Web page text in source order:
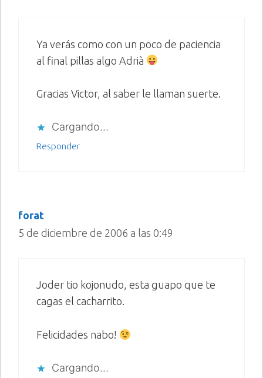
Ya verás como con un poco de paciencia
al final pillas algo Adrià
Gracias Victor, al saber le llaman suerte.
Cargando...
Responder
forat
5 de diciembre de 2006 a las 0:49
Joder tio kojonudo, esta guapo que te
cagas el cacharrito.
Felicidades nabo!
Cargando...